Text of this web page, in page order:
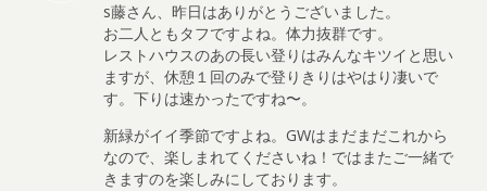
s藤さん、昨日はありがとうございました。
お二人ともタフですよね。体力抜群です。
レストハウスのあの長い登りはみんなキツイと思い
ますが、休憩１回のみで登りきりはやはり凄いで
す。下りは速かったですね〜。
新緑がイイ季節ですよね。GWはまだまだこれから
なので、楽しまれてくださいね！ではまたご一緒で
きますのを楽しみにしております。